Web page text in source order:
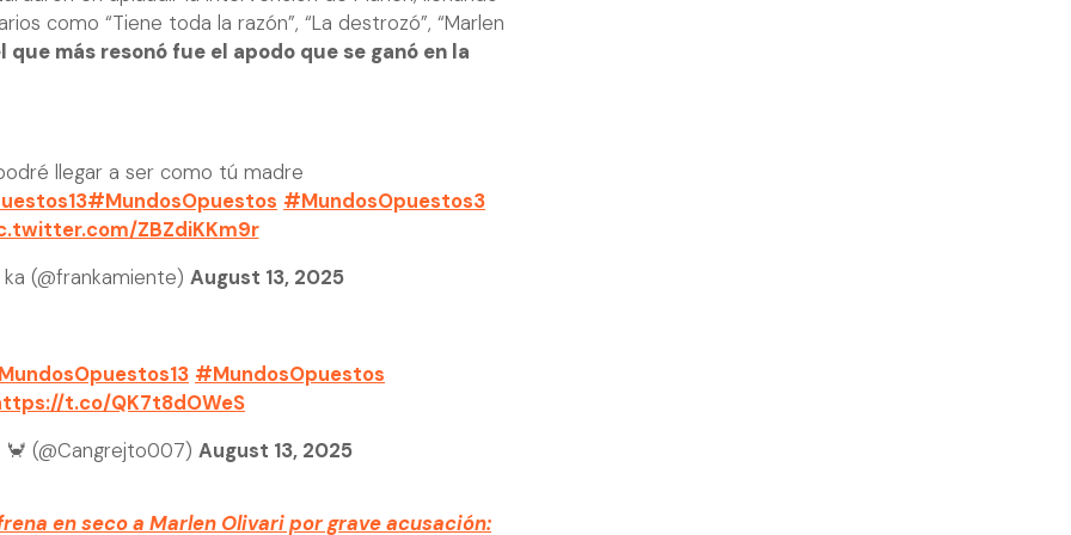
como “Tiene toda la razón”, “La destrozó”, “Marlen
que más resonó fue el apodo que se ganó en la
llegar a ser como tú madre
#MundosOpuestos #MundosOpuestos3
ZBZdiKKm9r
(@frankamiente) August 13, 2025
#MundosOpuestos
t.co/QK7t8dOWeS
(@Cangrejto007) August 13, 2025
en seco a Marlen Olivari por grave acusación: